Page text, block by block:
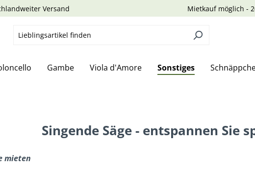
Versand Mietkauf möglich -
Gambe Viola d'Amore Sonstiges
Singende Säge - entspannen Sie
mieten